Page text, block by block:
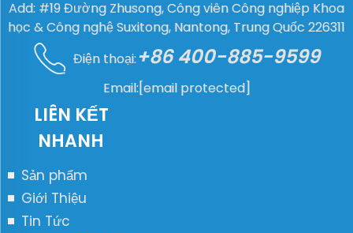
LIÊN KẾT
NHANH
Sản phẩm
Giới Thiệu
Tin Tức
Add: #19 Đường Zhusong, Công viên Công nghiệp Khoa
học & Công nghệ Suxitong, Nantong, Trung Quốc 226311
Điện thoại:+86 400-885-9599
Email:[email protected]